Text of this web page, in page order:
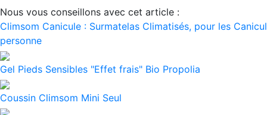
Nous vous conseillons avec cet article :
Climsom Canicule : Surmatelas Climatisés, pour les
personne
Gel Pieds Sensibles "Effet frais" Bio Propolia
Coussin Climsom Mini Seul